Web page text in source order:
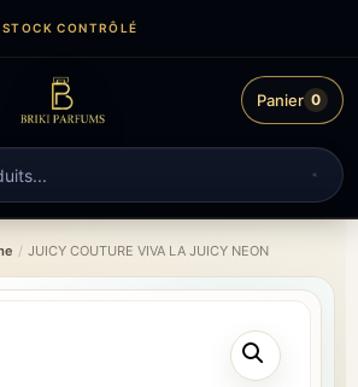
CONTRÔLÉ
Panier 0
/ JUICY COUTURE VIVA LA JUICY NEON